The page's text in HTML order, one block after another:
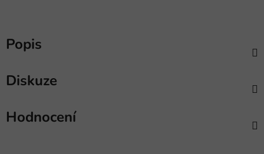
Popis
Diskuze
Hodnocení